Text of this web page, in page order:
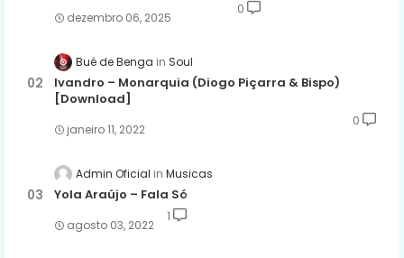
dezembro 06, 2025
0
Bué de Benga Soul
Ivandro – Monarquia (Diogo Piçarra & Bispo)
[Download]
janeiro 11, 2022
0
Admin Oficial Musicas
Yola Araújo – Fala Só
agosto 03, 2022
1